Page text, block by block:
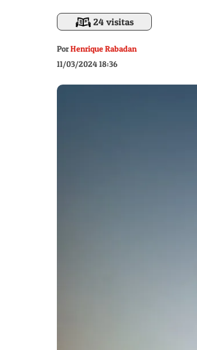
24 visitas
PorHenrique Rabadan
11/03/2024 18:36